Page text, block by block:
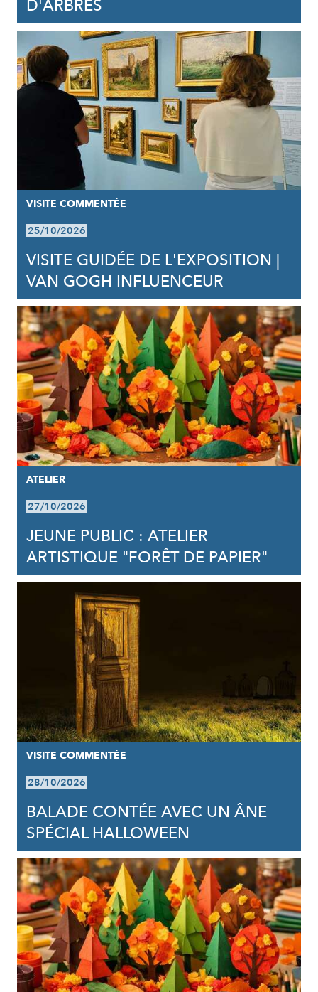
D'ARBRES
VISITE COMMENTÉE
25/10/2026
VISITE GUIDÉE DE L'EXPOSITION |
VAN GOGH INFLUENCEUR
ATELIER
27/10/2026
JEUNE PUBLIC : ATELIER
ARTISTIQUE "FORÊT DE PAPIER"
VISITE COMMENTÉE
28/10/2026
BALADE CONTÉE AVEC UN ÂNE
SPÉCIAL HALLOWEEN